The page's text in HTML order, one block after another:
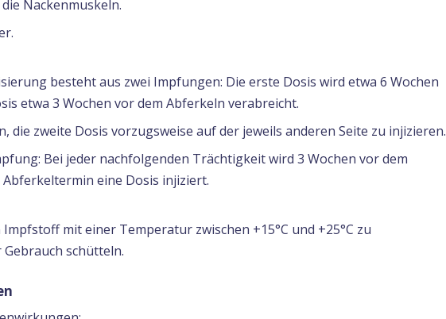
Nackenmuskeln.
besteht aus zwei Impfungen: Die erste Dosis wird etwa 6 Wochen
etwa 3 Wochen vor dem Abferkeln verabreicht.
die zweite Dosis vorzugsweise auf der jeweils anderen Seite zu injizieren.
Bei jeder nachfolgenden Trächtigkeit wird 3 Wochen vor dem
eine Dosis injiziert.
Impfstoff mit einer Temperatur zwischen +15°C und +25°C zu
schütteln.